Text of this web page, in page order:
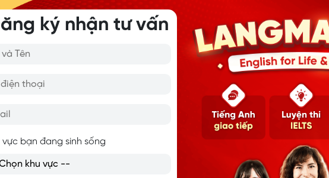
TIẾNG ANH THÔNG DỤNG THEO CHỦ ĐỀ
CHUYÊN NGÀNH CÔNG NGHỆ THÔNG TIN
ký nhận tư vấn
vực bạn đang sinh sống